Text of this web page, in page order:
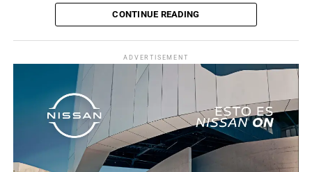
Roberto “Piojo” Alvarado asistió a Julián Quiñones, quien
definió con categoría dentro del área para abrir el
marcador.
El dominio mexicano se mantuvo y no tardó en reflejarse
nuevamente. Al 31’, una recuperación en zona alta
permitió a Quiñones devolverle el balón a Raúl Jiménez,
CONTINUE READING
ADVERTISEMENT